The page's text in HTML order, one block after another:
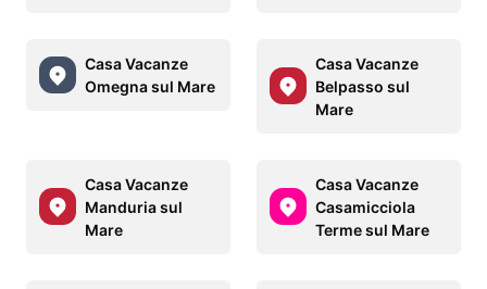
Casa Vacanze
Omegna sul Mare
Casa Vacanze
Belpasso sul
Mare
Casa Vacanze
Manduria sul
Mare
Casa Vacanze
Casamicciola
Terme sul Mare